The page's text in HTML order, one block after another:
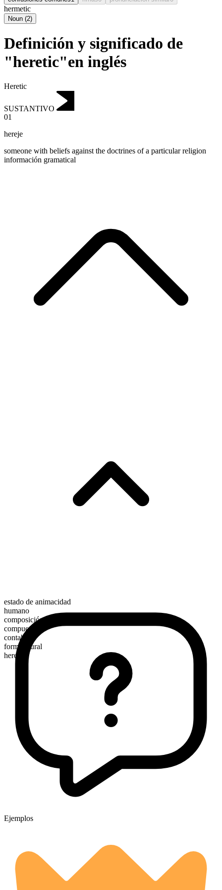
hermetic
Noun (2)
Definición y significado de
"heretic"en inglés
Heretic
SUSTANTIVO
01
hereje
someone with beliefs against the doctrines of a particular religion
información gramatical
estado de animacidad
humano
composición morfológica
compuesto
contable
forma plural
heretics
Ejemplos